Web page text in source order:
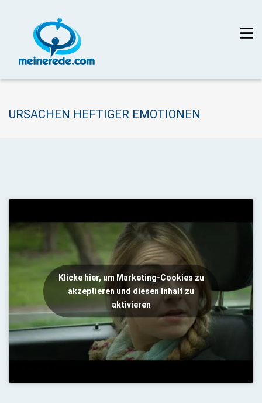
URSACHEN HEFTIGER EMOTIONEN
Klicke hier, um Marketing-Cookies zu
akzeptieren und diesen Inhalt zu
aktivieren